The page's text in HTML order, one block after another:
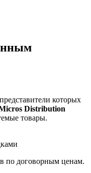
которых
Distribution
товары.
по договорным ценам.